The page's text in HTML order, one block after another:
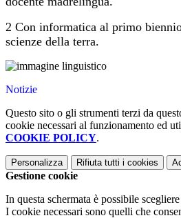
2 Con informatica al primo
scienze della terra.
Notizie
Questo sito o gli strumenti terzi da
cookie necessari al funzionamento ed
COOKIE POLICY.
Personalizza Rifiuta tutti i cookies
Gestione cookie
In questa schermata è possibile
I cookie necessari sono quelli che